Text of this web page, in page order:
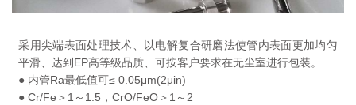
采用尖端表面处理技术、以电解复合研磨法使管内表面更加均匀
平滑、达到EP高等级品质、可按客户要求在无尘室进行包装。
● 内管Ra最低值可≤ 0.05μm(2μin)
● Cr/Fe＞1～1.5，CrO/FeO＞1～2